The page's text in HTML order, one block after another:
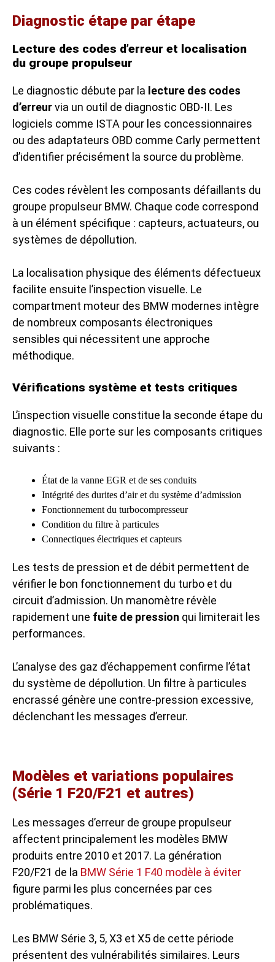
Diagnostic étape par étape
Lecture des codes d’erreur et localisation
du groupe propulseur
Le diagnostic débute par la lecture des codes
d’erreurvia un outil de diagnostic OBD-II. Les
logiciels comme ISTA pour les concessionnaires
ou des adaptateurs OBD comme Carly permettent
d’identifier précisément la source du problème.
Ces codes révèlent les composants défaillants du
groupe propulseur BMW. Chaque code correspond
à un élément spécifique : capteurs, actuateurs, ou
systèmes de dépollution.
La localisation physique des éléments défectueux
facilite ensuite l’inspection visuelle. Le
compartment moteur des BMW modernes intègre
de nombreux composants électroniques
sensibles qui nécessitent une approche
méthodique.
Vérifications système et tests critiques
L’inspection visuelle constitue la seconde étape du
diagnostic. Elle porte sur les composants critiques
suivants :
État de la vanne EGR et de ses conduits
Intégrité des durites d’air et du système d’admission
Fonctionnement du turbocompresseur
Condition du filtre à particules
Connectiques électriques et capteurs
Les tests de pression et de débit permettent de
vérifier le bon fonctionnement du turbo et du
circuit d’admission. Un manomètre révèle
rapidement une fuite de pression qui limiterait les
performances.
L’analyse des gaz d’échappement confirme l’état
du système de dépollution. Un filtre à particules
encrassé génère une contre-pression excessive,
déclenchant les messages d’erreur.
Modèles et variations populaires
(Série 1 F20/F21 et autres)
Les messages d’erreur de groupe propulseur
affectent principalement les modèles BMW
produits entre 2010 et 2017. La génération
F20/F21 de la BMW Série 1 F40 modèle à éviter
figure parmi les plus concernées par ces
problématiques.
Les BMW Série 3, 5, X3 et X5 de cette période
présentent des vulnérabilités similaires. Leurs